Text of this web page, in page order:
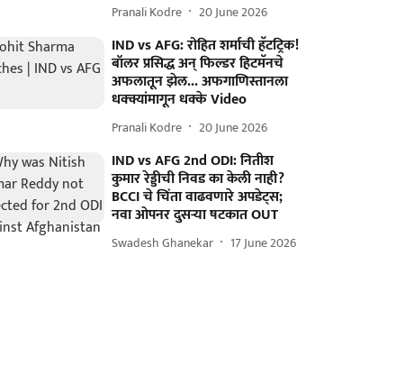
Pranali Kodre 20 June 2026
IND vs AFG: रोहित शर्माची हॅटट्रिक!
बॉलर प्रसिद्ध अन् फिल्डर हिटमॅनचे
अफलातून झेल... अफगाणिस्तानला
धक्क्यांमागून धक्के Video
Pranali Kodre 20 June 2026
IND vs AFG 2nd ODI: नितीश
कुमार रेड्डीची निवड का केली नाही?
BCCI चे चिंता वाढवणारे अपडेट्स;
नवा ओपनर दुसऱ्या षटकात OUT
Swadesh Ghanekar 17 June 2026